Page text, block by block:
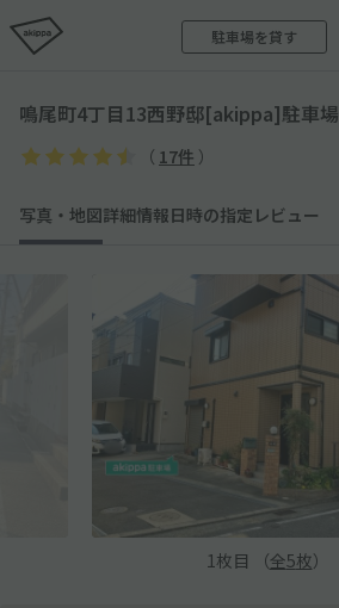
駐車場を貸す
鳴尾町4丁目13西野邸[akippa]駐車場
（ 17件 ）
写真・地図詳細情報日時の指定 レビュー
1 枚目 （全5枚）